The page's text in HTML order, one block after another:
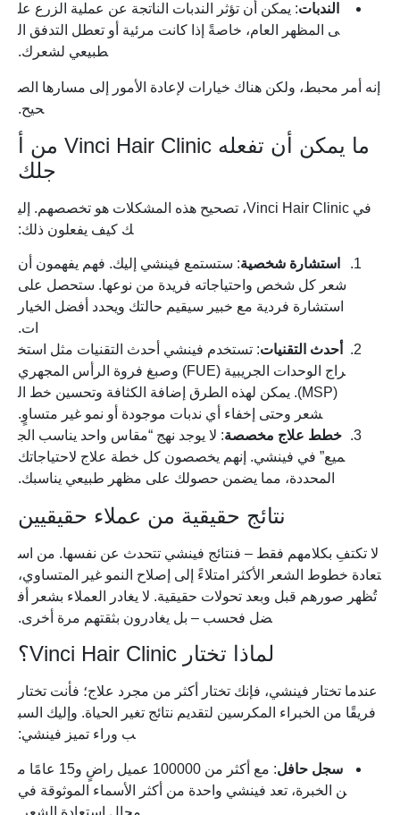
الندبات: يمكن أن تؤثر الندبات الناتجة عن عملية الزرع عل
ى المظهر العام، خاصةً إذا كانت مرئية أو تعطل التدفق ال
طبيعي لشعرك.
إنه أمر محبط، ولكن هناك خيارات لإعادة الأمور إلى مسارها الص
حيح.
ما يمكن أن تفعله Vinci Hair Clinic من أ
جلك
في Vinci Hair Clinic، تصحيح هذه المشكلات هو تخصصهم. إلي
ك كيف يفعلون ذلك:
استشارة شخصية: ستستمع فينشي إليك. فهم يفهمون أن
شعر كل شخص واحتياجاته فريدة من نوعها. ستحصل على
استشارة فردية مع خبير سيقيم حالتك ويحدد أفضل الخيار
ات.
أحدث التقنيات: تستخدم فينشي أحدث التقنيات مثل استخ
راج الوحدات الجريبية (FUE) وصبغ فروة الرأس المجهري
(MSP). يمكن لهذه الطرق إضافة الكثافة وتحسين خط ال
شعر وحتى إخفاء أي ندبات موجودة أو نمو غير متساوٍ.
خطط علاج مخصصة: لا يوجد نهج “مقاس واحد يناسب الج
ميع” في فينشي. إنهم يخصصون كل خطة علاج لاحتياجاتك
المحددة، مما يضمن حصولك على مظهر طبيعي يناسبك.
نتائج حقيقية من عملاء حقيقيين
لا تكتفِ بكلامهم فقط – فنتائج فينشي تتحدث عن نفسها. من اس
تعادة خطوط الشعر الأكثر امتلاءً إلى إصلاح النمو غير المتساوي،
تُظهر صورهم قبل وبعد تحولات حقيقية. لا يغادر العملاء بشعر أف
ضل فحسب – بل يغادرون بثقتهم مرة أخرى.
لماذا تختار Vinci Hair Clinic؟
عندما تختار فينشي، فإنك تختار أكثر من مجرد علاج؛ فأنت تختار
فريقًا من الخبراء المكرسين لتقديم نتائج تغير الحياة. وإليك السب
ب وراء تميز فينشي:
سجل حافل
: مع أكثر من 100000 عميل راضٍ و15 عامًا م
ن الخبرة، تعد فينشي واحدة من أكثر الأسماء الموثوقة في
مجال استعادة الشعر.